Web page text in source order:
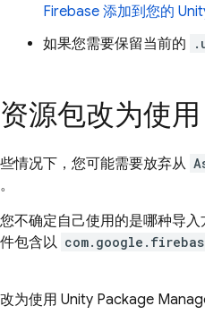
Firebase 添加到您的
如果您需要保留当前的
源包改为使
情况下，您可能需要放弃从
不确定自己使用的是哪种导
包含以
为使用 Unity Package